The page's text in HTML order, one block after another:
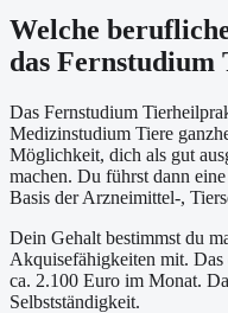
Welche
das
Das Fernstudium
Medizinstudium Tiere
Möglichkeit, dich als gut
machen. Du führst dann
Basis der Arzneimittel-,
Dein Gehalt bestimmst du
Akquisefähigkeiten mit.
ca. 2.100 Euro im Monat.
Selbstständigkeit.